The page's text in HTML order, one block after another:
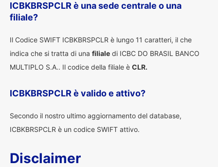
ICBKBRSPCLR è una sede centrale o una
filiale?
Il Codice SWIFT ICBKBRSPCLR è lungo 11 caratteri, il che
indica che si tratta di una filiale di ICBC DO BRASIL BANCO
MULTIPLO S.A.. Il codice della filiale è CLR.
ICBKBRSPCLR è valido e attivo?
Secondo il nostro ultimo aggiornamento del database,
ICBKBRSPCLR è un codice SWIFT attivo.
Disclaimer